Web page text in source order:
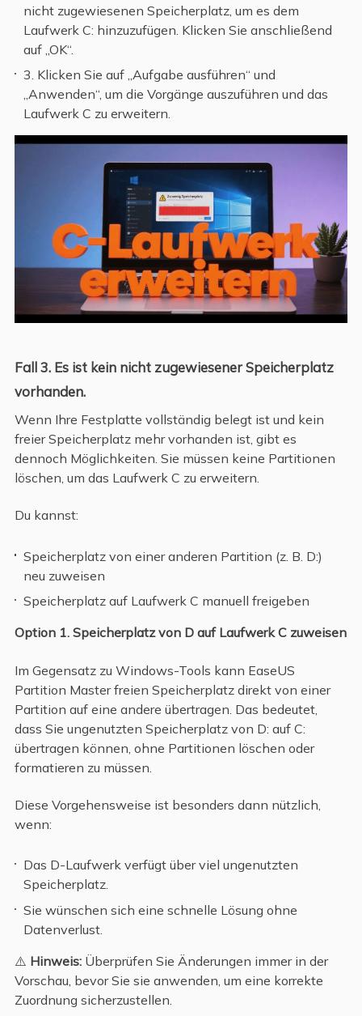
nicht zugewiesenen Speicherplatz, um es dem
Laufwerk C: hinzuzufügen. Klicken Sie anschließend
auf „OK“.
3. Klicken Sie auf „Aufgabe ausführen“ und
„Anwenden“, um die Vorgänge auszuführen und das
Laufwerk C zu erweitern.
Fall 3. Es ist kein nicht zugewiesener Speicherplatz
vorhanden.
Wenn Ihre Festplatte vollständig belegt ist und kein
freier Speicherplatz mehr vorhanden ist, gibt es
dennoch Möglichkeiten. Sie müssen keine Partitionen
löschen, um das Laufwerk C zu erweitern.
Du kannst:
Speicherplatz von einer anderen Partition (z. B. D:)
neu zuweisen
Speicherplatz auf Laufwerk C manuell freigeben
Option 1. Speicherplatz von D auf Laufwerk C zuweisen
Im Gegensatz zu Windows-Tools kann EaseUS
Partition Master freien Speicherplatz direkt von einer
Partition auf eine andere übertragen. Das bedeutet,
dass Sie ungenutzten Speicherplatz von D: auf C:
übertragen können, ohne Partitionen löschen oder
formatieren zu müssen.
Diese Vorgehensweise ist besonders dann nützlich,
wenn:
Das D-Laufwerk verfügt über viel ungenutzten
Speicherplatz.
Sie wünschen sich eine schnelle Lösung ohne
Datenverlust.
⚠️ Hinweis:Überprüfen Sie Änderungen immer in der
Vorschau, bevor Sie sie anwenden, um eine korrekte
Zuordnung sicherzustellen.